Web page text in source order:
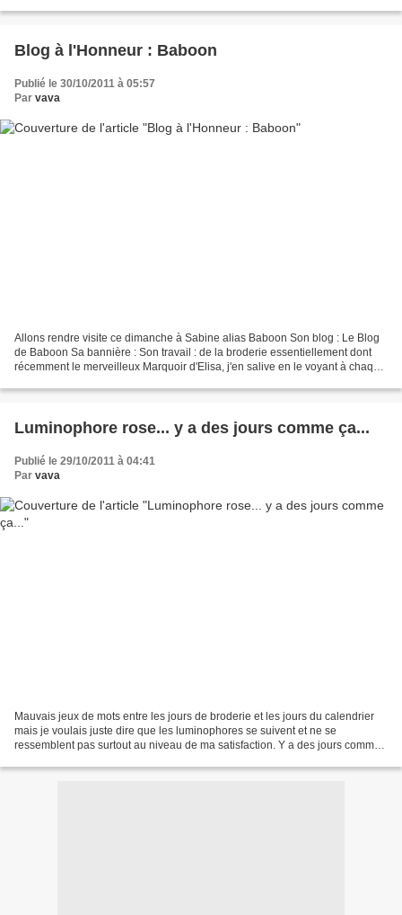
Blog à l'Honneur : Baboon
Publié le 30/10/2011 à 05:57
Par vava
Allons rendre visite ce dimanche à Sabine alias Baboon Son blog : Le Blog
de Baboon Sa bannière : Son travail : de la broderie essentiellement dont
récemment le merveilleux Marquoir d'Elisa, j'en salive en le voyant à chaque
Luminophore rose... y a des jours comme ça...
Publié le 29/10/2011 à 04:41
Par vava
Mauvais jeux de mots entre les jours de broderie et les jours du calendrier
mais je voulais juste dire que les luminophores se suivent et ne se
ressemblent pas surtout au niveau de ma satisfaction. Y a des jours comme